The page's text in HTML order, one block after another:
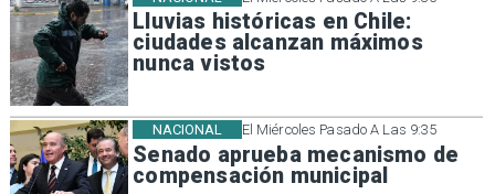
Lluvias históricas en Chile:
ciudades alcanzan máximos
nunca vistos
El Miércoles Pasado A Las 9:35
Senado aprueba mecanismo de
compensación municipal
NACIONAL